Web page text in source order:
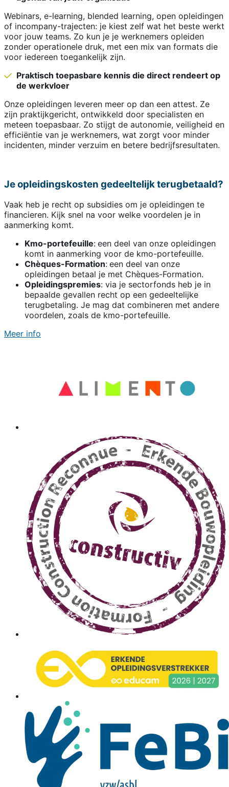
Webinars, e-learning, blended learning, open opleidingen
of incompany-trajecten: je kiest zelf wat het beste werkt
voor jouw teams. Zo kun je je werknemers opleiden
zonder operationele druk, met een mix van formats die
voor iedereen toegankelijk zijn.
Praktisch toepasbare kennis die direct rendeert op
de werkvloer
Onze opleidingen leveren meer op dan een attest. Ze
zijn praktijkgericht, ontwikkeld door specialisten en
meteen toepasbaar. Zo stijgt de autonomie, veiligheid en
efficiëntie van je werknemers, wat zorgt voor minder
incidenten, minder verzuim en betere bedrijfsresultaten.
Je opleidingskosten gedeeltelijk terugbetaald?
Vaak heb je recht op subsidies om je opleidingen te
financieren. Kijk snel na voor welke voordelen je in
aanmerking komt.
Kmo-portefeuille: een deel van onze opleidingen
komt in aanmerking voor de kmo-portefeuille.
Chèques-Formation: een deel van onze
opleidingen betaal je met Chèques-Formation.
Opleidingspremies: via je sectorfonds heb je in
bepaalde gevallen recht op een gedeeltelijke
terugbetaling. Je mag dat combineren met andere
voordelen, zoals de kmo-portefeuille.
Meer info